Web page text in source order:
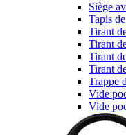
Siège
Tapis
Tirant
Tirant
Tirant
Tirant
Trappe
Vide
Vide